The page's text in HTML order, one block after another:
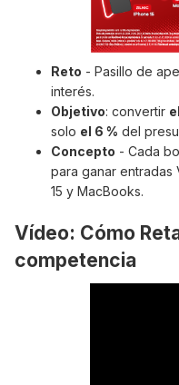
Reto - Pasillo de
interés.
Objetivo: convertir
solo el 6 % del
Concepto - Cada
para ganar entradas
15 y MacBooks.
Vídeo: Cómo
competencia